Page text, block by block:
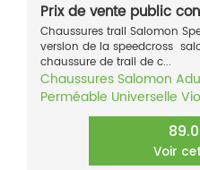
Prix de vente public
Chaussures trail Salomon
version de la speedcross
chaussure de trail de c...
Chaussures Salomon
Perméable Universelle
Voir